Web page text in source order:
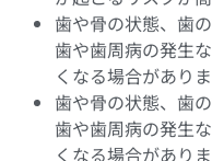
歯や骨の状態、歯
歯や歯周病の発生
くなる場合があり
歯や骨の状態、歯
歯や歯周病の発生
くなる場合がありま